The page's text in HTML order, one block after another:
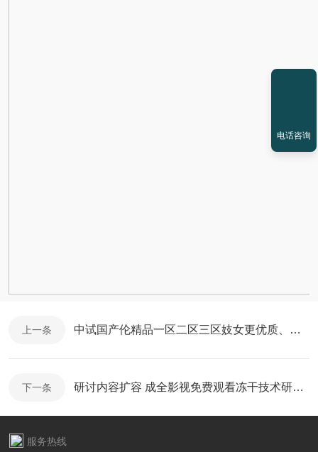
上一条 中试国产伦精品一区二区三区妓女更优质、更高效的制药解决方案
下一条 研讨内容扩容 成全影视免费观看冻干技术研讨会——长春站如期举办
服务热线
电话咨询